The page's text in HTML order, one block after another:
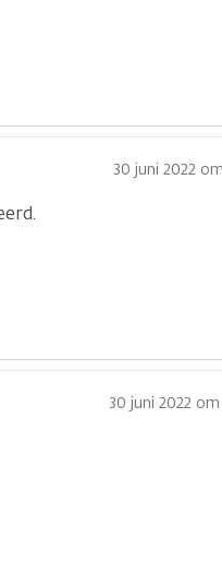
30 juni 2022 om
30 juni 2022 om